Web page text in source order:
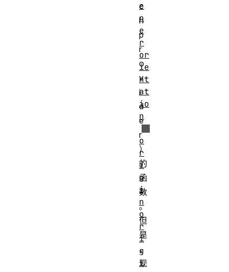
c
h
p
r
o
v
i
d
e
r
）
的
函
数
。
但
是
，
现
e
n
e
r
or
ie
nt
at
io
n
o
r
i
g
i
n
o
r
i
g
i